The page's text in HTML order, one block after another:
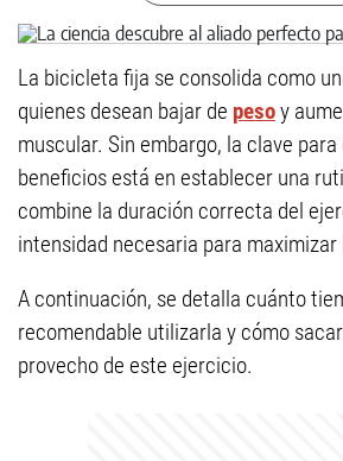
La bicicleta fija se consolida como
quienes desean bajar de pesoy
muscular. Sin embargo, la clave
beneficios está en establecer una
combine la duración correcta del
intensidad necesaria para
A continuación, se detalla cuánto
recomendable utilizarla y cómo
provecho de este ejercicio.